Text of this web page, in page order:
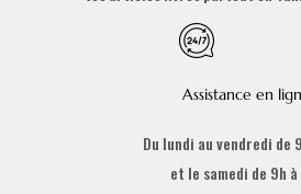
Assistance en
Du lundi au vendredi de
et le samedi de 9h à